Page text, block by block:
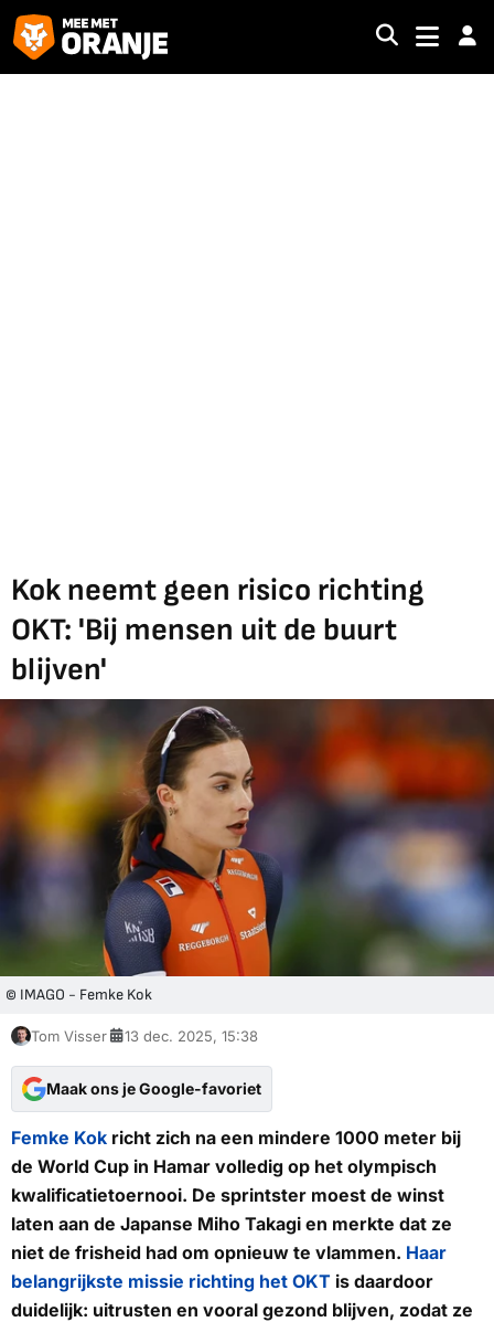
Kok neemt geen risico richting
OKT: 'Bij mensen uit de buurt
blijven'
© IMAGO - Femke Kok
Tom Visser 13 dec. 2025, 15:38
Maak ons je Google-favoriet
Femke Kok richt zich na een mindere 1000 meter bij
de World Cup in Hamar volledig op het olympisch
kwalificatietoernooi. De sprintster moest de winst
laten aan de Japanse Miho Takagi en merkte dat ze
niet de frisheid had om opnieuw te vlammen. Haar
belangrijkste missie richting het OKT is daardoor
duidelijk: uitrusten en vooral gezond blijven, zodat ze